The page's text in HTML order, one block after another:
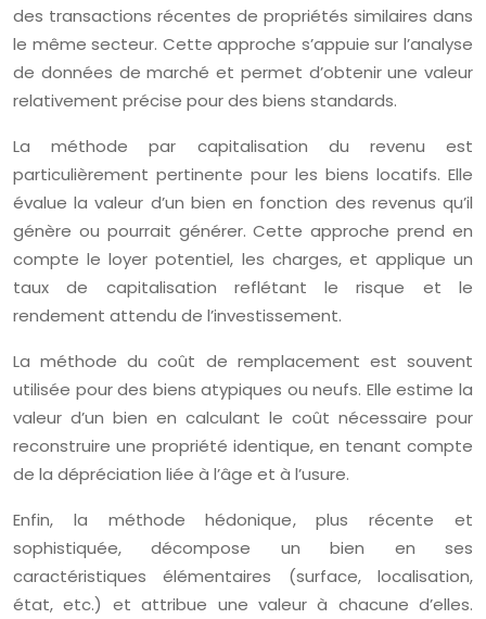
des transactions récentes de propriétés similaires dans
le même secteur. Cette approche s’appuie sur l’analyse
de données de marché et permet d’obtenir une valeur
relativement précise pour des biens standards.
La méthode par capitalisation du revenu est
particulièrement pertinente pour les biens locatifs. Elle
évalue la valeur d’un bien en fonction des revenus qu’il
génère ou pourrait générer. Cette approche prend en
compte le loyer potentiel, les charges, et applique un
taux de capitalisation reflétant le risque et le
rendement attendu de l’investissement.
La méthode du coût de remplacement est souvent
utilisée pour des biens atypiques ou neufs. Elle estime la
valeur d’un bien en calculant le coût nécessaire pour
reconstruire une propriété identique, en tenant compte
de la dépréciation liée à l’âge et à l’usure.
Enfin, la méthode hédonique, plus récente et
sophistiquée, décompose un bien en ses
caractéristiques élémentaires (surface, localisation,
état, etc.) et attribue une valeur à chacune d’elles.